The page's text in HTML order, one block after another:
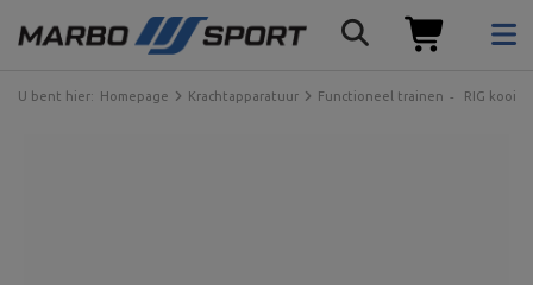
U bent hier: Homepage Krachtapparatuur Functioneel trainen RIG kooi